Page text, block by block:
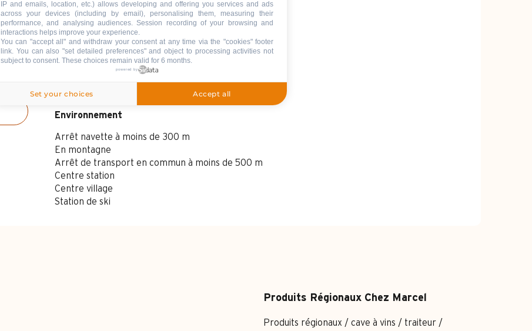
Langues parlées
Langues parlées
Environnement
Environnement
Arrêt navette à moins de 300 m
En montagne
Arrêt de transport en commun à moins de 500 m
Centre station
Centre village
Station de ski
Produits Régionaux Chez Marcel
Produits régionaux / cave à vins / traiteur /
IP and emails, location, etc.) allows developing and offering you services and ads
across your devices (including by email), personalising them, measuring their
performance, and analysing audiences. Session recording of your browsing and
interactions helps improve your experience.
You can "accept all" and withdraw your consent at any time via the "cookies" footer
link . You can also "set detailed preferences" and object to processing activities not
subject to consent. These choices remain valid for 6 months.
powered by
Set your choices Accept all